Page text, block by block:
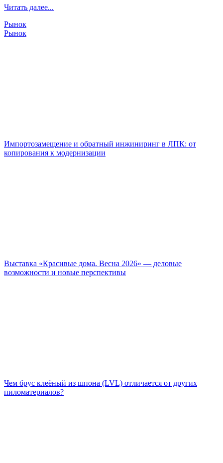
Читать далее...
Рынок
Рынок
Импортозамещение и обратный инжиниринг в ЛПК: от
копирования к модернизации
Выставка «Красивые дома. Весна 2026» — деловые
возможности и новые перспективы
Чем брус клеёный из шпона (LVL) отличается от других
пиломатериалов?